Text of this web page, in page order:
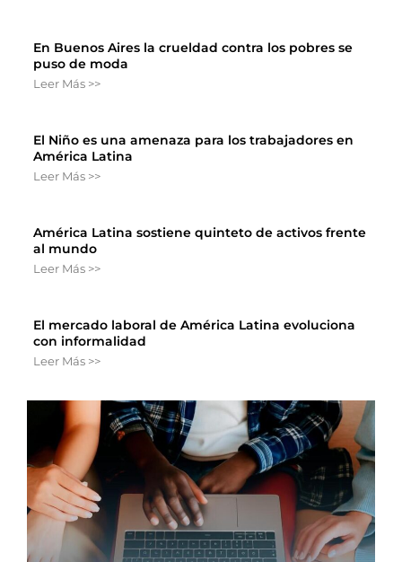
En Buenos Aires la crueldad contra los pobres se
puso de moda
Leer Más >>
El Niño es una amenaza para los trabajadores en
América Latina
Leer Más >>
América Latina sostiene quinteto de activos frente
al mundo
Leer Más >>
El mercado laboral de América Latina evoluciona
con informalidad
Leer Más >>